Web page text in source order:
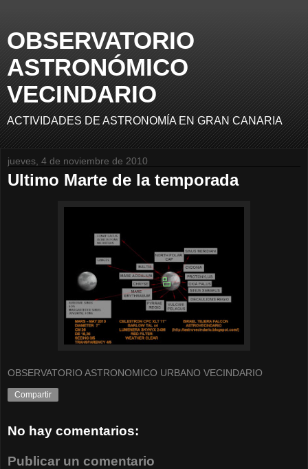
OBSERVATORIO
ASTRONÓMICO
VECINDARIO
ACTIVIDADES DE ASTRONOMÍA EN GRAN CANARIA
jueves, 4 de noviembre de 2010
Ultimo Marte de la temporada
OBSERVATORIO ASTRONOMICO URBANO VECINDARIO
Compartir
No hay comentarios:
Publicar un comentario